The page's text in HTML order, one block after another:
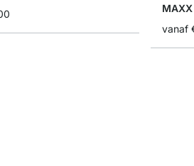
vanaf